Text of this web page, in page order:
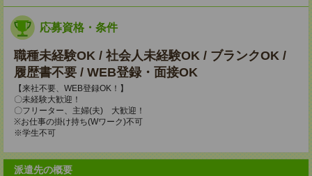
応募資格・条件
職種未経験OK / 社会人未経験OK / ブランクOK /
履歴書不要 / WEB登録・面接OK
【来社不要、WEB登録OK！】
〇未経験大歓迎！
〇フリーター、主婦(夫) 大歓迎！
※お仕事の掛け持ち(Wワーク)不可
※学生不可
派遣先の概要